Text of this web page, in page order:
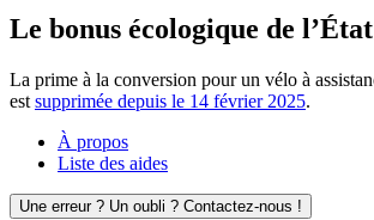
Le bonus écologique de l’État
La prime à la conversion pour un vélo à
est supprimée depuis le 14 février 2025.
À propos
Liste des aides
Une erreur ? Un oubli ? Contactez-nous !